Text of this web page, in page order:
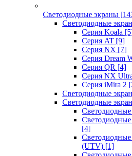
Светодиодные экраны
Светодиодные
Cерия Koala
Серия AT [9]
Серия NX [7]
Серия Dream
Серия QR [4]
Серия NX
Серия iMira 2
Светодиодные
Светодиодные
[4]
(UTV) [1]